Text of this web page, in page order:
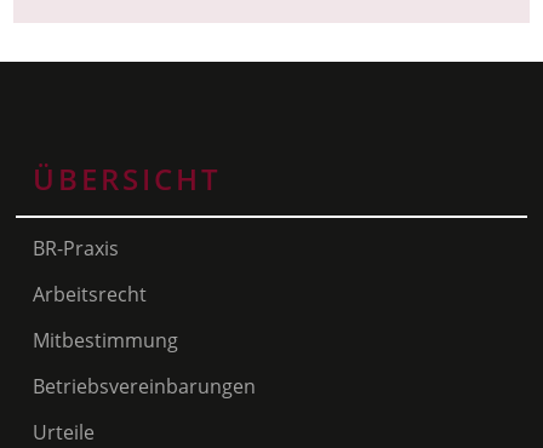
ÜBERSICHT
BR-Praxis
Arbeitsrecht
Mitbestimmung
Betriebsvereinbarungen
Urteile